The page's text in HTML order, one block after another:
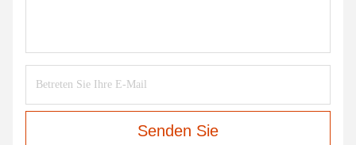
Senden Sie